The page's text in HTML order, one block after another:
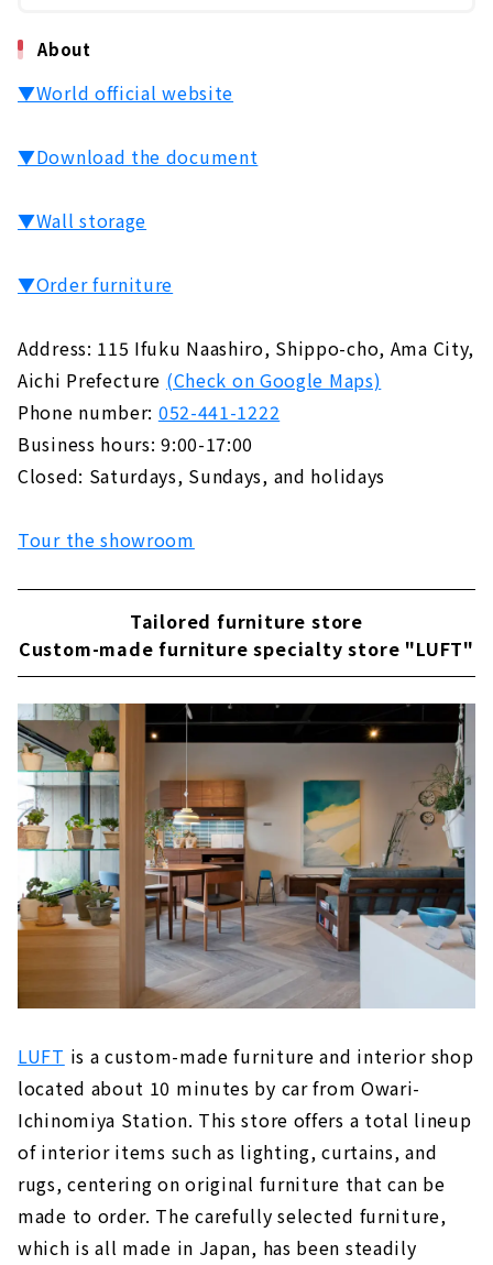
About
▼World official website
▼Download the document
▼Wall storage
▼Order furniture
Address: 115 Ifuku Naashiro, Shippo-cho, Ama City,
Aichi Prefecture (Check on Google Maps)
Phone number: 052-441-1222
Business hours: 9:00-17:00
Closed: Saturdays, Sundays, and holidays
Tour the showroom
Tailored furniture store
Custom-made furniture specialty store "LUFT"
LUFT is a custom-made furniture and interior shop
located about 10 minutes by car from Owari-
Ichinomiya Station. This store offers a total lineup
of interior items such as lighting, curtains, and
rugs, centering on original furniture that can be
made to order. The carefully selected furniture,
which is all made in Japan, has been steadily